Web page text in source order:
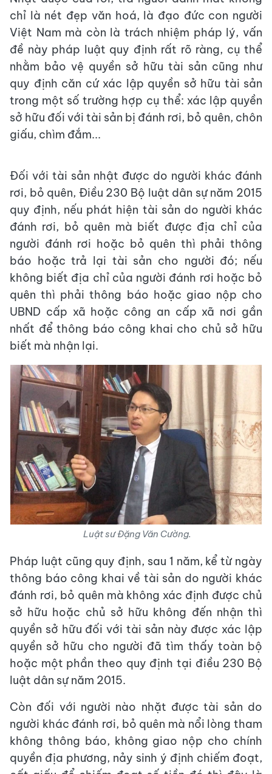
chỉ là nét đẹp văn hoá, là đạo đức con người
Việt Nam mà còn là trách nhiệm pháp lý, vấn
đề này pháp luật quy định rất rõ ràng, cụ thể
nhằm bảo vệ quyền sở hữu tài sản cũng như
quy định căn cứ xác lập quyền sở hữu tài sản
trong một số trường hợp cụ thể: xác lập quyền
sở hữu đối với tài sản bị đánh rơi, bỏ quên, chôn
giấu, chìm đắm...
Đối với tài sản nhật được do người khác đánh
rơi, bỏ quên, Điều 230 Bộ luật dân sự năm 2015
quy định, nếu phát hiện tài sản do người khác
đánh rơi, bỏ quên mà biết được địa chỉ của
người đánh rơi hoặc bỏ quên thì phải thông
báo hoặc trả lại tài sản cho người đó; nếu
không biết địa chỉ của người đánh rơi hoặc bỏ
quên thì phải thông báo hoặc giao nộp cho
UBND cấp xã hoặc công an cấp xã nơi gần
nhất để thông báo công khai cho chủ sở hữu
biết mà nhận lại.
Luật sư Đặng Văn Cường.
Pháp luật cũng quy định, sau 1 năm, kể từ ngày
thông báo công khai về tài sản do người khác
đánh rơi, bỏ quên mà không xác định được chủ
sở hữu hoặc chủ sở hữu không đến nhận thì
quyền sở hữu đối với tài sản này được xác lập
quyền sở hữu cho người đã tìm thấy toàn bộ
hoặc một phần theo quy định tại điều 230 Bộ
luật dân sự năm 2015.
Còn đối với người nào nhặt được tài sản do
người khác đánh rơi, bỏ quên mà nổi lòng tham
không thông báo, không giao nộp cho chính
quyền địa phương, nảy sinh ý định chiếm đoạt,